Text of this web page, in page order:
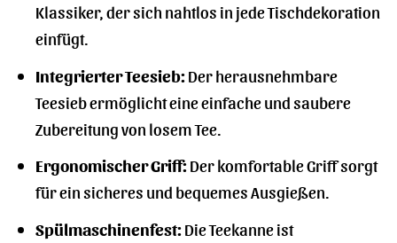
Klassiker, der sich nahtlos in jede Tischdekoration
einfügt.
Integrierter Teesieb:Der herausnehmbare
Teesieb ermöglicht eine einfache und saubere
Zubereitung von losem Tee.
Ergonomischer Griff:Der komfortable Griff sorgt
für ein sicheres und bequemes Ausgießen.
Spülmaschinenfest:Die Teekanne ist